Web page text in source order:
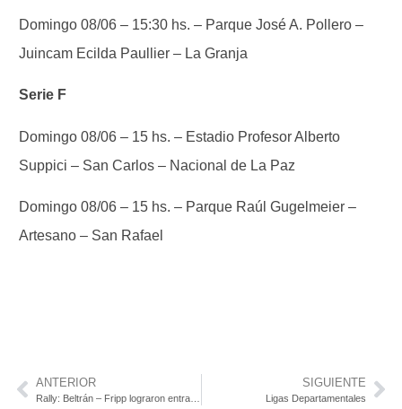
Domingo 08/06 – 15:30 hs. – Parque José A. Pollero –
Juincam Ecilda Paullier – La Granja
Serie F
Domingo 08/06 – 15 hs. – Estadio Profesor Alberto
Suppici – San Carlos – Nacional de La Paz
Domingo 08/06 – 15 hs. – Parque Raúl Gugelmeier –
Artesano – San Rafael
ANTERIOR SIGUIENTE
Ligas Departamentales